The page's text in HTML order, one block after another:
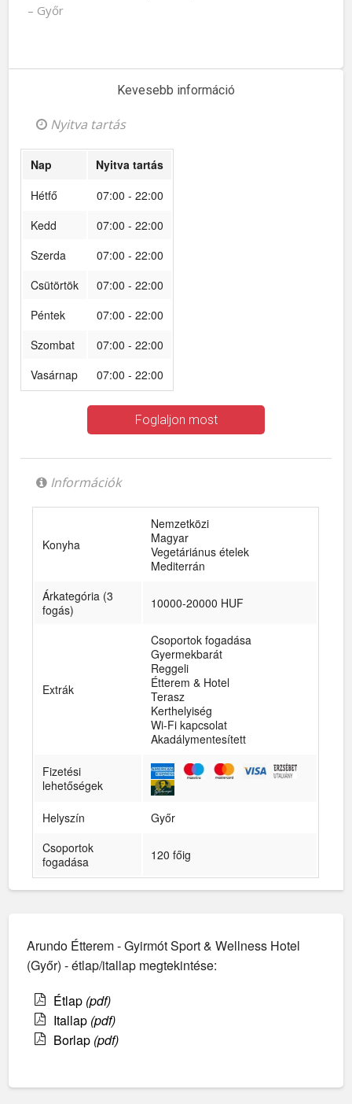
– Győr
Kevesebb információ
Nyitva tartás
Nap
Nyitva tartás
Hétfő
07:00 - 22:00
Kedd
07:00 - 22:00
Szerda
07:00 - 22:00
Csütörtök
07:00 - 22:00
Péntek
07:00 - 22:00
Szombat
07:00 - 22:00
Vasárnap
07:00 - 22:00
Foglaljon most
Információk
Konyha
Nemzetközi
Magyar
Vegetáriánus ételek
Mediterrán
Árkategória (3
fogás)
10000-20000 HUF
Extrák
Csoportok fogadása
Gyermekbarát
Reggeli
Étterem & Hotel
Terasz
Kerthelyiség
Wi-Fi kapcsolat
Akadálymentesített
Fizetési
lehetőségek
Helyszín
Győr
Csoportok
fogadása
120 főig
Arundo Étterem - Gyirmót Sport & Wellness Hotel
(Győr) - étlap/itallap megtekintése:
Étlap (pdf)
Itallap (pdf)
Borlap (pdf)